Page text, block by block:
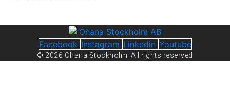
Facebook Instagram Linkedin Youtube
© 2026 Ohana Stockholm. All rights reserved